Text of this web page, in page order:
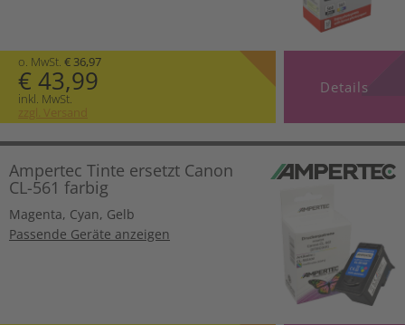
o. MwSt. € 36,97
€ 43,99
inkl. MwSt.
zzgl. Versand
Details
Ampertec Tinte ersetzt Canon
CL-561 farbig
Magenta, Cyan, Gelb
Passende Geräte anzeigen